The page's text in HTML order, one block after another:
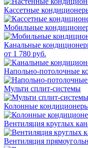
Кассетные
Мобильные
Канальные
от 1 780 руб.
Напольно-потолочные
Мульти сплит-системы
Колонные
Вентиляция круглых
Вентиляция